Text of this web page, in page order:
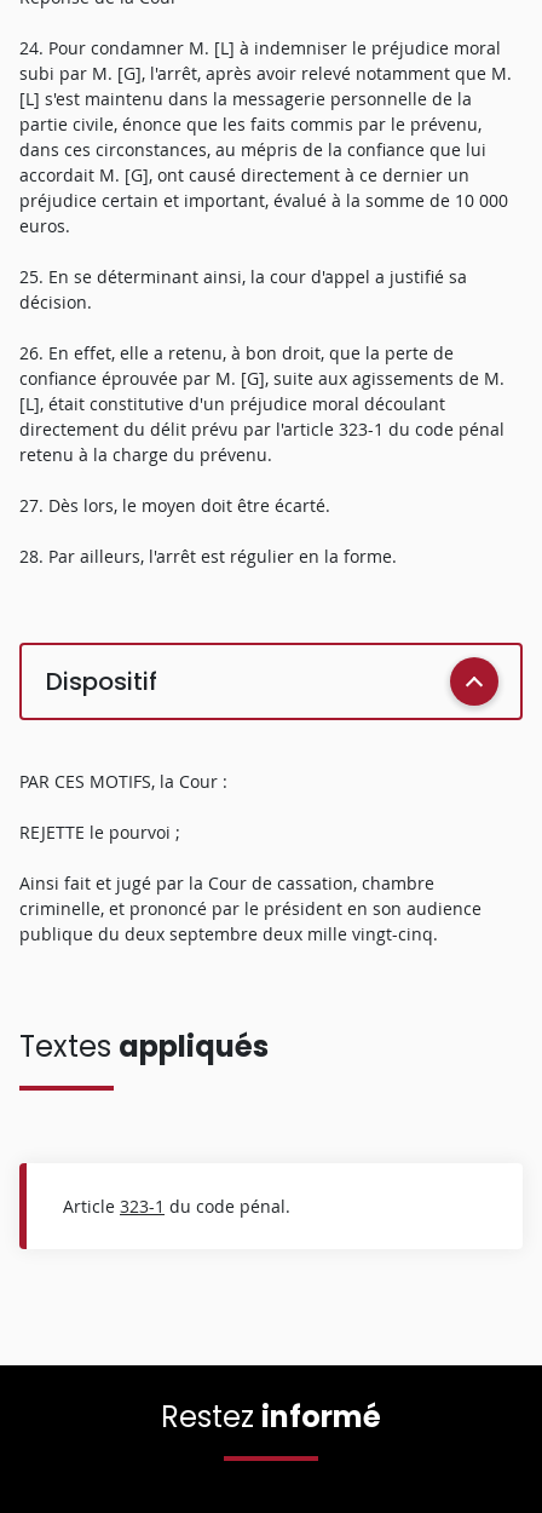
24. Pour condamner M. [L] à indemniser le préjudice moral
subi par M. [G], l'arrêt, après avoir relevé notamment que M.
[L] s'est maintenu dans la messagerie personnelle de la
partie civile, énonce que les faits commis par le prévenu,
dans ces circonstances, au mépris de la confiance que lui
accordait M. [G], ont causé directement à ce dernier un
préjudice certain et important, évalué à la somme de 10 000
euros.
25. En se déterminant ainsi, la cour d'appel a justifié sa
décision.
26. En effet, elle a retenu, à bon droit, que la perte de
confiance éprouvée par M. [G], suite aux agissements de M.
[L], était constitutive d'un préjudice moral découlant
directement du délit prévu par l'article 323-1 du code pénal
retenu à la charge du prévenu.
27. Dès lors, le moyen doit être écarté.
28. Par ailleurs, l'arrêt est régulier en la forme.
Dispositif
PAR CES MOTIFS, la Cour :
REJETTE le pourvoi ;
Ainsi fait et jugé par la Cour de cassation, chambre
criminelle, et prononcé par le président en son audience
publique du deux septembre deux mille vingt-cinq.
Textes appliqués
Article 323-1 du code pénal.
Restez informé